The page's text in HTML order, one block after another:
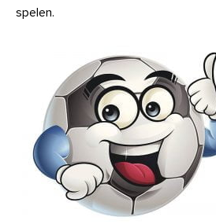
spelen.